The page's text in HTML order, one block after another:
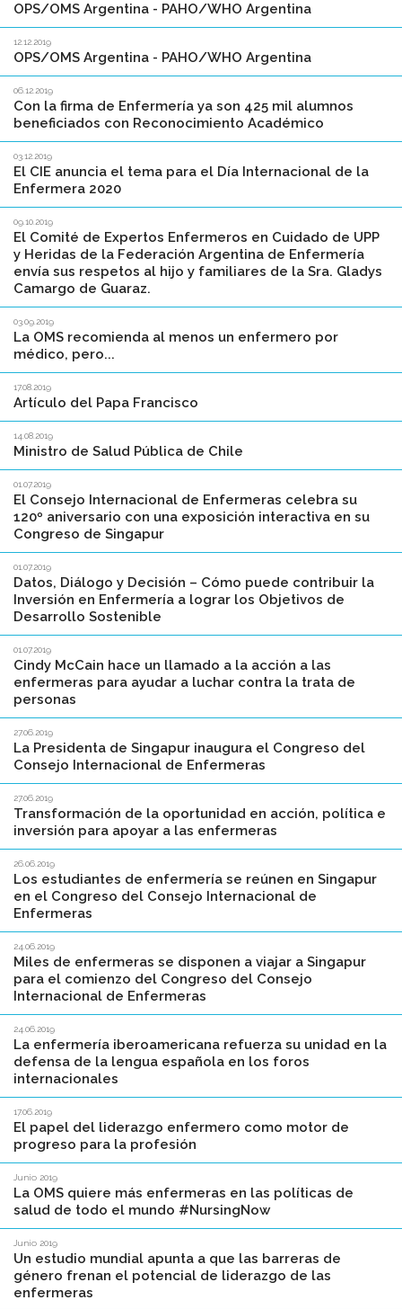
OPS/OMS Argentina - PAHO/WHO Argentina
12.12.2019
OPS/OMS Argentina - PAHO/WHO Argentina
06.12.2019
Con la firma de Enfermería ya son 425 mil alumnos
beneficiados con Reconocimiento Académico
03.12.2019
El CIE anuncia el tema para el Día Internacional de la
Enfermera 2020
09.10.2019
El Comité de Expertos Enfermeros en Cuidado de UPP
y Heridas de la Federación Argentina de Enfermería
envía sus respetos al hijo y familiares de la Sra. Gladys
Camargo de Guaraz.
03.09.2019
La OMS recomienda al menos un enfermero por
médico, pero...
17.08.2019
Artículo del Papa Francisco
14.08.2019
Ministro de Salud Pública de Chile
01.07.2019
El Consejo Internacional de Enfermeras celebra su
120º aniversario con una exposición interactiva en su
Congreso de Singapur
01.07.2019
Datos, Diálogo y Decisión – Cómo puede contribuir la
Inversión en Enfermería a lograr los Objetivos de
Desarrollo Sostenible
01.07.2019
Cindy McCain hace un llamado a la acción a las
enfermeras para ayudar a luchar contra la trata de
personas
27.06.2019
La Presidenta de Singapur inaugura el Congreso del
Consejo Internacional de Enfermeras
27.06.2019
Transformación de la oportunidad en acción, política e
inversión para apoyar a las enfermeras
26.06.2019
Los estudiantes de enfermería se reúnen en Singapur
en el Congreso del Consejo Internacional de
Enfermeras
24.06.2019
Miles de enfermeras se disponen a viajar a Singapur
para el comienzo del Congreso del Consejo
Internacional de Enfermeras
24.06.2019
La enfermería iberoamericana refuerza su unidad en la
defensa de la lengua española en los foros
internacionales
17.06.2019
El papel del liderazgo enfermero como motor de
progreso para la profesión
Junio 2019
La OMS quiere más enfermeras en las políticas de
salud de todo el mundo #NursingNow
Junio 2019
Un estudio mundial apunta a que las barreras de
género frenan el potencial de liderazgo de las
enfermeras